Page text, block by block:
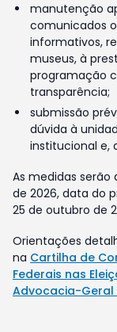
manutenção
comunicados
informativos,
museus, à
programação
transparência;
submissão
dúvida à
institucional e,
As medidas
de 2026, data do
25 de outubro de
Orientações
na Cartilha de
Federais nas
Advocacia-Geral